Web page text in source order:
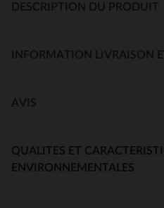
DESCRIPTION DU PRODUIT
INFORMATION LIVRAISON
AVIS
QUALITES ET
ENVIRONNEMENTALES